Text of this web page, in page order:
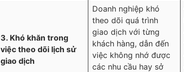
3. Khó khăn trong
việc theo dõi lịch sử
giao dịch
Doanh nghiệp khó
theo dõi quá trình
giao dịch với từng
khách hàng, dẫn đến
việc không nhớ được
các nhu cầu hay sở